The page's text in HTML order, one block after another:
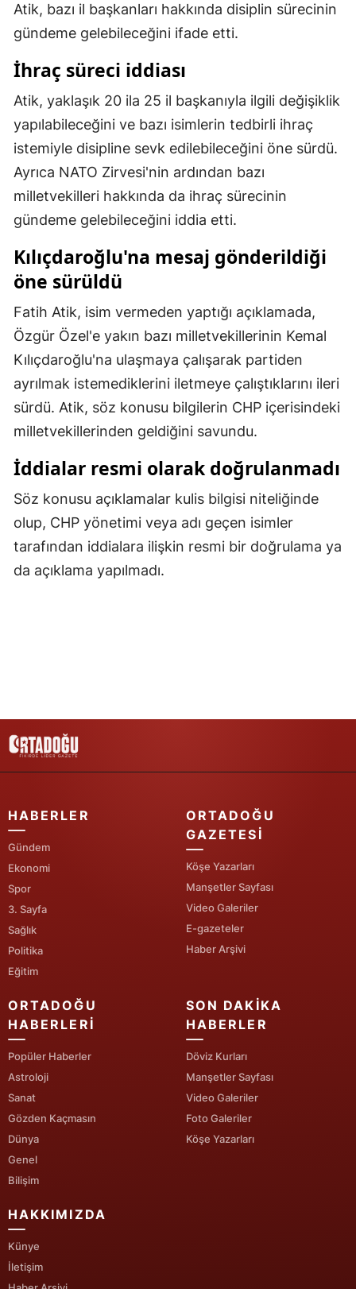
Kastamonu
Kırklareli
Kırşehir
Kocaeli
Konya
Kütahya
Kahramanmaraş
Mardin
Muğla
Muş
Nevşehir
Niğde
Ordu
Rize
Tunceli
Şanlıurfa
Aksaray
Bayburt
Karaman
Kırıkkale
Atik, bazı il başkanları hakkında disiplin sürecinin
gündeme gelebileceğini ifade etti.
İhraç süreci iddiası
Atik, yaklaşık 20 ila 25 il başkanıyla ilgili değişiklik
yapılabileceğini ve bazı isimlerin tedbirli ihraç
istemiyle disipline sevk edilebileceğini öne sürdü.
Ayrıca NATO Zirvesi'nin ardından bazı
milletvekilleri hakkında da ihraç sürecinin
gündeme gelebileceğini iddia etti.
Kılıçdaroğlu'na mesaj gönderildiği
öne sürüldü
Fatih Atik, isim vermeden yaptığı açıklamada,
Özgür Özel'e yakın bazı milletvekillerinin Kemal
Kılıçdaroğlu'na ulaşmaya çalışarak partiden
ayrılmak istemediklerini iletmeye çalıştıklarını ileri
sürdü. Atik, söz konusu bilgilerin CHP içerisindeki
milletvekillerinden geldiğini savundu.
İddialar resmi olarak doğrulanmadı
Söz konusu açıklamalar kulis bilgisi niteliğinde
olup, CHP yönetimi veya adı geçen isimler
tarafından iddialara ilişkin resmi bir doğrulama ya
da açıklama yapılmadı.
HABERLER
Gündem
Ekonomi
Spor
3. Sayfa
Sağlık
Politika
Eğitim
ORTADOĞU
GAZETESI
Köşe Yazarları
Manşetler Sayfası
Video Galeriler
E-gazeteler
Haber Arşivi
ORTADOĞU
HABERLERI
Popüler Haberler
Astroloji
Sanat
Gözden Kaçmasın
Dünya
Genel
Bilişim
SON DAKIKA
HABERLER
Döviz Kurları
Manşetler Sayfası
Video Galeriler
Foto Galeriler
Köşe Yazarları
HAKKIMIZDA
Künye
İletişim